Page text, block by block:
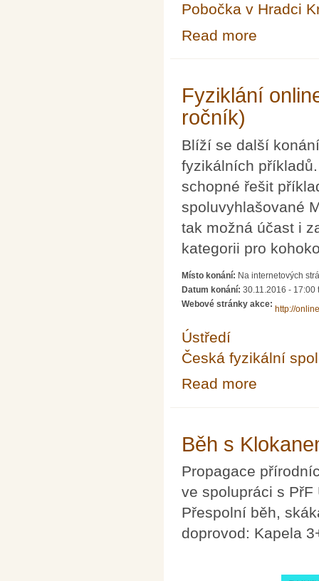
Pobočka v Hradci
Read more
Fyziklání
ročník)
Blíží se další
fyzikálních
schopné řešit
spoluvyhlašované
tak možná účast i
kategorii pro
Místo konání: Na internetových
Datum konání: 30.11.2016 - 17:00
Webové stránky akce:
http://
Ústředí
Česká fyzikální
Read more
Běh s
Propagace
ve spolupráci s
Přespolní běh,
doprovod: Kapela